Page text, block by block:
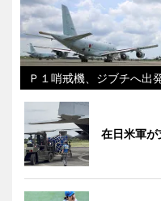
Ｐ１哨戒機、ジブチへ出
在日米軍